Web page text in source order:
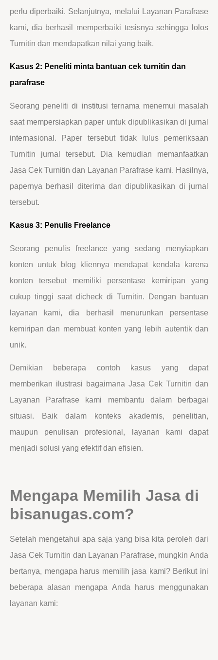
perlu diperbaiki. Selanjutnya, melalui Layanan Parafrase
kami, dia berhasil memperbaiki tesisnya sehingga lolos
Turnitin dan mendapatkan nilai yang baik.
Kasus 2: Peneliti minta bantuan cek turnitin dan
parafrase
Seorang peneliti di institusi ternama menemui masalah
saat mempersiapkan paper untuk dipublikasikan di jurnal
internasional. Paper tersebut tidak lulus pemeriksaan
Turnitin jurnal tersebut. Dia kemudian memanfaatkan
Jasa Cek Turnitin dan Layanan Parafrase kami. Hasilnya,
papernya berhasil diterima dan dipublikasikan di jurnal
tersebut.
Kasus 3: Penulis Freelance
Seorang penulis freelance yang sedang menyiapkan
konten untuk blog kliennya mendapat kendala karena
konten tersebut memiliki persentase kemiripan yang
cukup tinggi saat dicheck di Turnitin. Dengan bantuan
layanan kami, dia berhasil menurunkan persentase
kemiripan dan membuat konten yang lebih autentik dan
unik.
Demikian beberapa contoh kasus yang dapat
memberikan ilustrasi bagaimana Jasa Cek Turnitin dan
Layanan Parafrase kami membantu dalam berbagai
situasi. Baik dalam konteks akademis, penelitian,
maupun penulisan profesional, layanan kami dapat
menjadi solusi yang efektif dan efisien.
Mengapa Memilih Jasa di
bisanugas.com?
Setelah mengetahui apa saja yang bisa kita peroleh dari
Jasa Cek Turnitin dan Layanan Parafrase, mungkin Anda
bertanya, mengapa harus memilih jasa kami? Berikut ini
beberapa alasan mengapa Anda harus menggunakan
layanan kami: